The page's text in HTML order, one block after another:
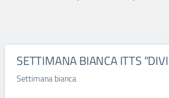
SETTIMANA BIANCA ITTS
Settimana bianca